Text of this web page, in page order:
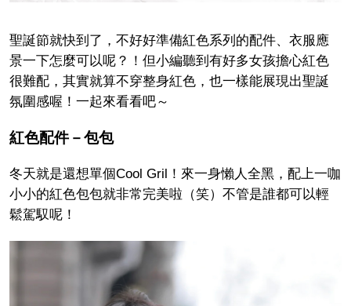
聖誕節就快到了，不好好準備紅色系列的配件、衣服應
景一下怎麼可以呢？！但小編聽到有好多女孩擔心紅色
很難配，其實就算不穿整身紅色，也一樣能展現出聖誕
氛圍感喔！一起來看看吧～
紅色配件－包包
冬天就是還想單個Cool Gril！來一身懶人全黑，配上一咖
小小的紅色包包就非常完美啦（笑）不管是誰都可以輕
鬆駕馭呢！